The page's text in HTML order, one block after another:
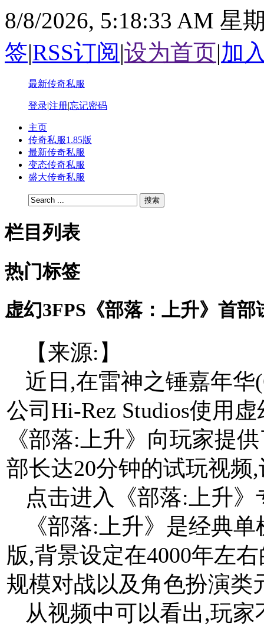
8/8/2026, 5:18:33 AM 星
签|RSS订阅|设为首页|加
最新传奇私服
登录|注册|忘记密码
主页
传奇私服1.85版
最新传奇私服
变态传奇私服
盛大传奇私服
搜索
栏目列表
热门标签
虚幻3FPS《部落：上升》首部
【来源:】
近日,在雷神之锤嘉年华
公司Hi-Rez Studios使用
《部落:上升》向玩家提
部长达20分钟的试玩视
点击进入《部落:上升》
《部落:上升》是经典
版,背景设定在4000年左
规模对战以及角色扮演类
从视频中可以看出,玩